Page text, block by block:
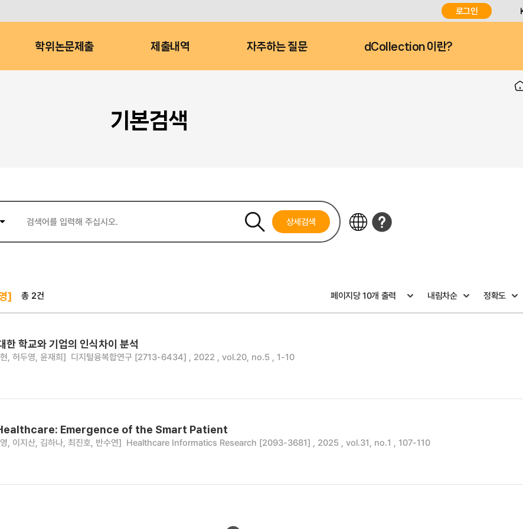
로그인
학위논문제출 제출내역 자주하는 질문 dCollection 이란?
기본검색
상세검색
] 총 2건
한 학교와 기업의 인식차이 분석
, 허두영, 윤재희] 디지털융복합연구 [2713-6434] , 2022 , vol.20, no.5 , 1-10
Emergence of the Smart Patient
, 이지산, 김하나, 최진호, 반수연] Healthcare Informatics Research [2093-3681] , 2025 , vol.31, no.1 , 107-110